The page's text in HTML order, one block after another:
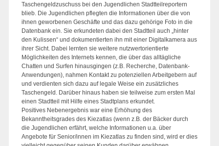
Taschengeldzuschuss bei den Jugendlichen Stadtteilreportern
blieb. Die Jugendlichen pflegten die Informationen über die von
ihnen geworbenen Geschäfte und das dazu gehörige Foto in die
Datenbank ein. Sie erkundeten dabei den Stadtteil auch „hinter
den Kulissen“ und dokumentierten ihn mit einer Digitalkamera aus
ihrer Sicht. Dabei lernten sie weitere nutzwertorientierte
Möglichkeiten des Internets kennen, die über das alltägliche
Chatten und Surfen hinausgingen (z.B. Recherche, Datenbank-
Anwendungen), nahmen Kontakt zu potenziellen Arbeitgebern auf
und verdienten sich dazu auf legale Weise ein zusätzliches
Taschengeld. Darüber hinaus haben sie teilweise zum ersten Mal
einen Stadtteil mit Hilfe eines Stadtplans erkundet.
Positives Nebenergebnis war eine Erhöhung des
Bekanntheitsgrades des Kiezatlas (wenn z.B. der Bäcker durch
die Jugendlichen erfährt, welche Informationen u.a. über
Angebote für Senior/innen im Kiezatlas zu finden sind, wird er dies